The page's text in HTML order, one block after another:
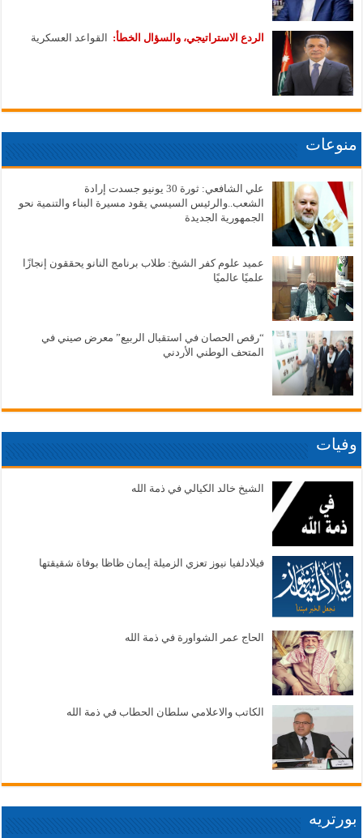
الردع الاستراتيجي، والسؤال الخطأ: القواعد العسكرية
منوعات
علي الشافعي: ثورة 30 يونيو جسدت إرادة
الشعب..والرئيس السيسي يقود مسيرة البناء والتنمية نحو
الجمهورية الجديدة
عميد علوم كفر الشيخ: طلاب برنامج النانو يحققون إنجازًا
علميًا عالميًا
“رقص الحصان في استقبال الربيع” معرض صيني في
المتحف الوطني الأردني
وفيات
الشيخ خالد الكيالي في ذمة الله
فيلادلفيا نيوز تعزي الزميلة إيمان ظاظا بوفاة شقيقتها
الحاج عمر الشواورة في ذمة الله
الكاتب والاعلامي سلطان الحطاب في ذمة الله
بورتريه